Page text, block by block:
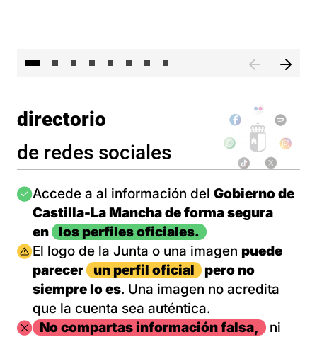
directorio
de redes sociales
Imagen
Accede a al información del Gobierno de
Castilla-La Mancha de forma segura
en
los perfiles oficiales.
Imagen
El logo de la Junta o una imagen puede
parecer
un perfil oficial
pero no
siempre lo es. Una imagen no acredita
que la cuenta sea auténtica.
ImagenNo compartas información falsa,
ni